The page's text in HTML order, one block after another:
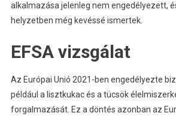
alkalmazása jelenleg nem engedélyezett,
helyzetben még kevéssé ismertek.
EFSA vizsgálat
Az Európai Unió 2021-ben engedélyezte
például a lisztkukac és a tücsök
forgalmazását. Ez a döntés azonban az